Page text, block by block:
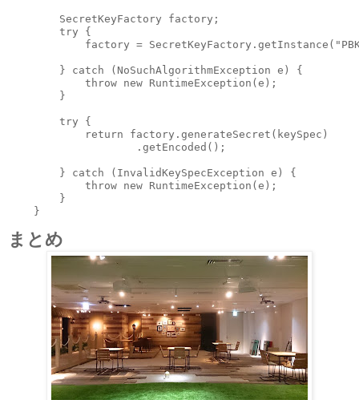
        SecretKeyFactory factory;
        try {
factory =
        } catch (NoSuchAlgorithmException e) {
            throw new RuntimeException(e);
        }
        try {
            return factory.generateSecret(keySpec)
                    .getEncoded();
        } catch (InvalidKeySpecException e) {
            throw new RuntimeException(e);
        }
まとめ